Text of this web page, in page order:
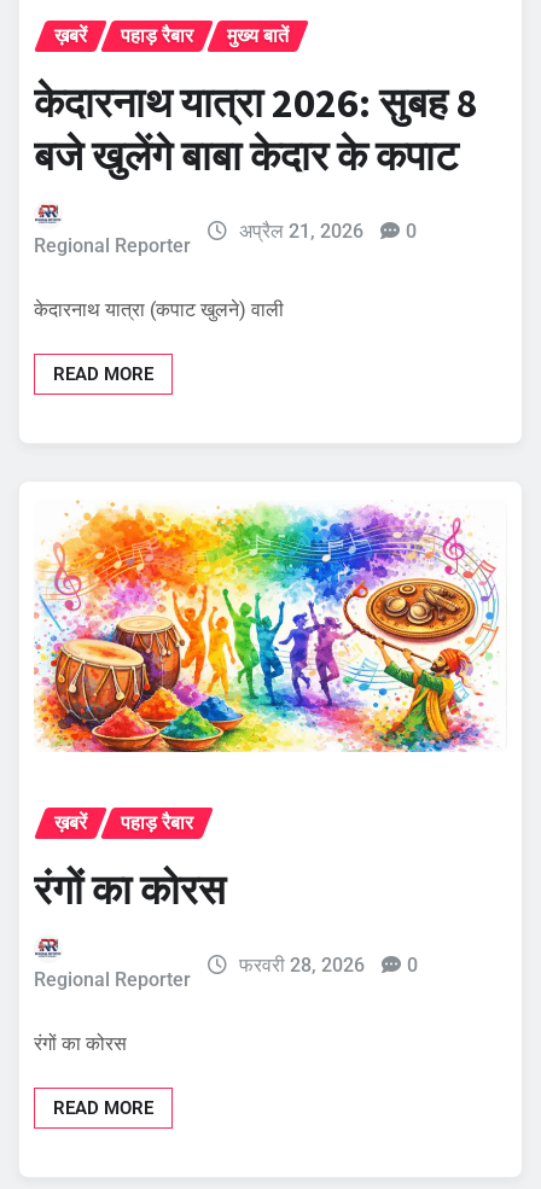
ख़बरें पहाड़ रैबार मुख्य बातें
केदारनाथ यात्रा 2026: सुबह 8
बजे खुलेंगे बाबा केदार के कपाट
Regional Reporter
अप्रैल 21, 2026 0
केदारनाथ यात्रा (कपाट खुलने) वाली
READ MORE
ख़बरें पहाड़ रैबार
रंगों का कोरस
Regional Reporter
फरवरी 28, 2026 0
रंगों का कोरस
READ MORE